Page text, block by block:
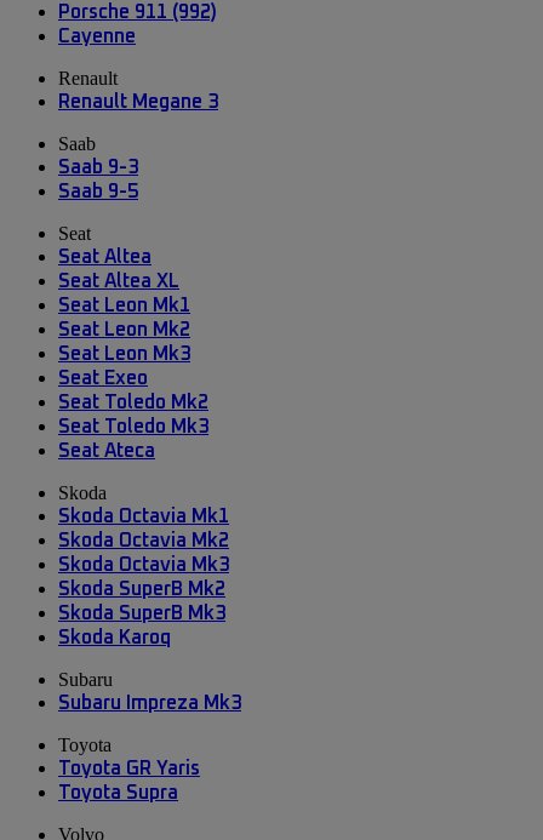
Porsche 911 (992)
Cayenne
Renault
Renault Megane 3
Saab
Saab 9-3
Saab 9-5
Seat
Seat Altea
Seat Altea XL
Seat Leon Mk1
Seat Leon Mk2
Seat Leon Mk3
Seat Exeo
Seat Toledo Mk2
Seat Toledo Mk3
Seat Ateca
Skoda
Skoda Octavia Mk1
Skoda Octavia Mk2
Skoda Octavia Mk3
Skoda SuperB Mk2
Skoda SuperB Mk3
Skoda Karoq
Subaru
Subaru Impreza Mk3
Toyota
Toyota GR Yaris
Toyota Supra
Volvo